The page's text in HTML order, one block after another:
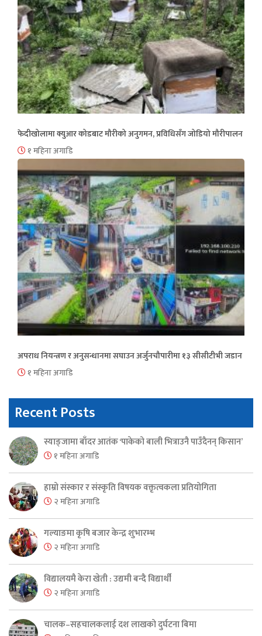
फेदीखोलामा क्युआर कोडबाट मौरीको अनुगमन, प्रविधिसँग जोडियो मौरीपालन
१ महिना अगाडि
अपराध नियन्त्रण र अनुसन्धानमा सघाउन अर्जुनचौपारीमा १३ सीसीटीभी जडान
१ महिना अगाडि
Recent Posts
स्याङ्जामा बाँदर आतंक ‘पाकेको बाली भित्राउनै पाउँदैनन् किसान’
१ महिना अगाडि
हाम्रो संस्कार र संस्कृति विषयक वक्तृत्वकला प्रतियोगिता
२ महिना अगाडि
गल्याङमा कृषि बजार केन्द्र शुभारम्भ
२ महिना अगाडि
विद्यालयमै केरा खेती : उद्यमी बन्दै विद्यार्थी
२ महिना अगाडि
चालक–सहचालकलाई दश लाखको दुर्घटना बिमा